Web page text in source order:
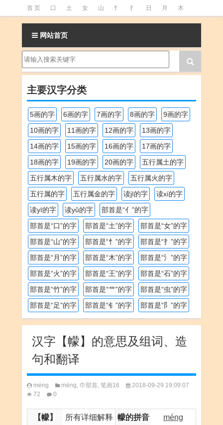
首 页 口 土 女 山 忄 扌 日 月 木
氵 火 王 石 竹 糹 艹 虫 言 足
阝 魚
网站首页
主要汉字分类
5画的字 6画的字 7画的字 8画的字
9画的字
10画的字
11画的字 12画的字
13画的字
14画的字
15画的字 16画的字
17画的字
18画的字
19画的字 20画的字
五行属土的字
五行属木的字
五行属水的字
五行属火的字
五行属的字
五行属金的字 读jī的字
读xí的字
读yī的字
读yǔ的字
部首是“亻”的字
部首是“口”的字
部首是“土”的字
部首是“女”的字
部首是“山”的字
部首是“忄”的字
部首是“扌”的字
部首是“月”的字
部首是“木”的字
部首是“氵”的字
部首是“火”的字
部首是“王”的字
部首是“石”的字
部首是“竹”的字
部首是“艹”的字
部首是“虫”的字
部首是“足”的字
部首是“钅”的字 部首是“阝”的字
汉字【幪】的意思及组词、造
句和翻译
méng méng, 巾部首, 笔画16
2018-09-29 19:09:07
72
0
【幪】 所有详细解释 幪的拼音 méng